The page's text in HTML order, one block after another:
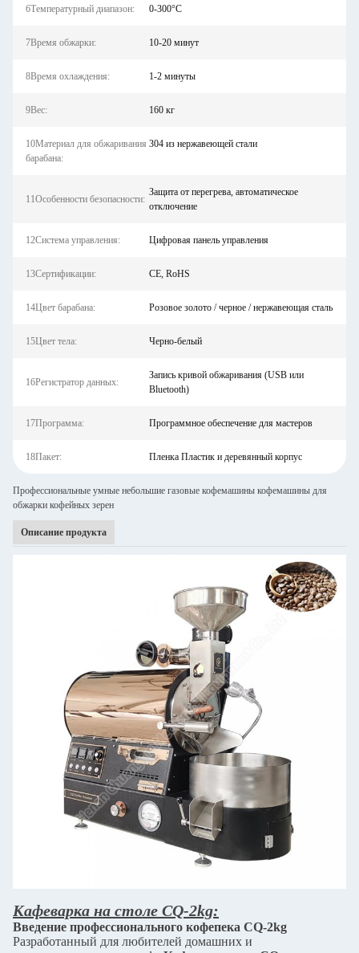
6Температурный диапазон: 0-300°С
7Время обжарки: 10-20 минут
8Время охлаждения: 1-2 минуты
9Вес: 160 кг
10Материал для обжаривания
барабана:
304 из нержавеющей стали
11Особенности безопасности:
Защита от перегрева, автоматическое
отключение
12Система управления: Цифровая панель управления
13Сертификации: CE, RoHS
14Цвет барабана: Розовое золото / черное / нержавеющая сталь
15Цвет тела: Черно-белый
16Регистратор данных:
Запись кривой обжаривания (USB или
Bluetooth)
17Программа: Программное обеспечение для мастеров
18Пакет: Пленка Пластик и деревянный корпус
Профессиональные умные небольшие газовые кофемашины кофемашины для
обжарки кофейных зерен
Описание продукта
Кафеварка на столе CQ-2kg:
Введение профессионального кофепека CQ-2kg
Разработанный для любителей домашних и